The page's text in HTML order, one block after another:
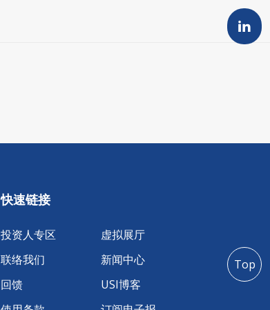
快速链接
投资人专区
虚拟展厅
联络我们
新闻中心
回馈
USI博客
Top